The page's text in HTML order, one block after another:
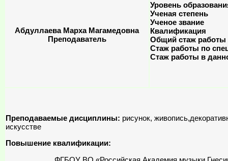
Абдуллаева Марха Магамедовна
Преподаватель
Уровень
Ученая степень
Ученое звание
Квалификация
Общий стаж работы
Стаж работы по
Стаж работы в
Преподаваемые дисциплины: рисунок,
искусстве
Повышение квалификации: